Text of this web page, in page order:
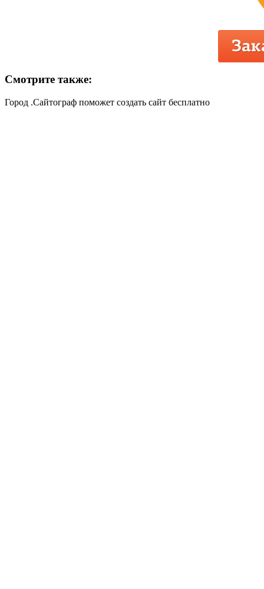
Смотрите также:
Город .Сайтограф поможет создать сайт бесплатно